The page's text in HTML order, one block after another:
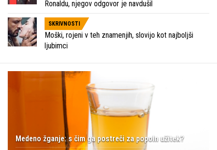
Ronaldu, njegov odgovor je navdušil
SKRIVNOSTI
Moški, rojeni v teh znamenjih, slovijo kot najboljši
ljubimci
Medeno žganje: s čim ga postreči za popoln užitek?